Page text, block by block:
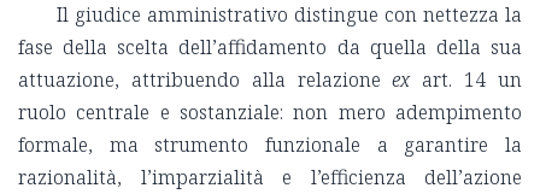
Il giudice amministrativo distingue con nettezza la
fase della scelta dell’affidamento da quella della sua
attuazione, attribuendo alla relazioneexart. 14 un
ruolo centrale e sostanziale: non mero adempimento
formale, ma strumento funzionale a garantire la
razionalità, l’imparzialità e l’efficienza dell’azione